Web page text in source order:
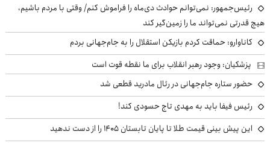
رئیس‌جمهور: نمی‌توانم حوادث دی‌ماه را فراموش کنم/ وقتی با مردم باشیم،
هیچ قدرتی نمی‌تواند ما را زمین‌گیر کند
کاناوارو: حماقت کردم بازیکن استقلال را به جام‌جهانی بردم
پزشکیان: وجود رهبر انقلاب برای ما نقطه قوت است
حضور ستاره جام‌جهانی در رئال مادرید قطعی شد
رئیس فیفا باید به مهدی تاج حسودی کند!
این پیش بینی قیمت طلا تا پایان تابستان ۱۴۰۵ را از دست ندهید